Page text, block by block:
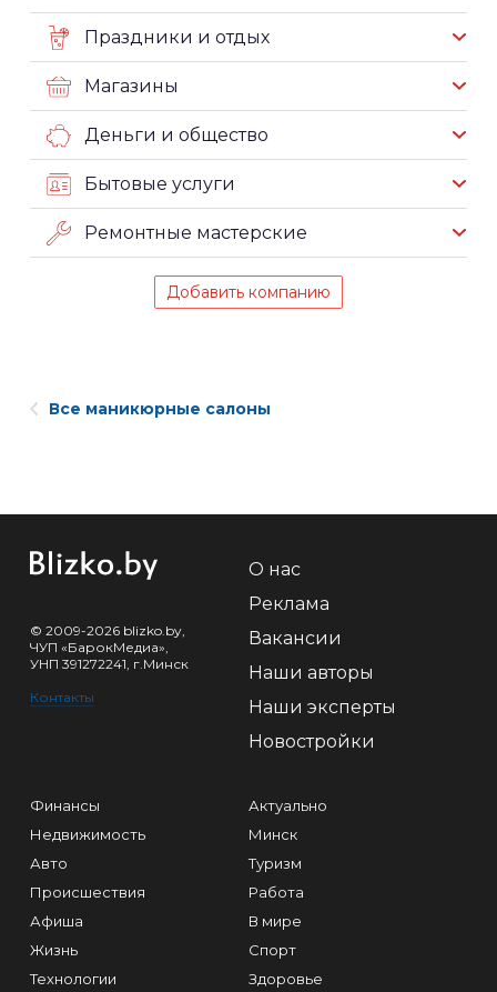
Праздники и отдых
Магазины
Деньги и общество
Бытовые услуги
Ремонтные мастерские
Добавить компанию
Все маникюрные салоны
© 2009-2026 blizko.by,
ЧУП «БарокМедиа»,
УНП 391272241, г.Минск
Контакты
О нас
Реклама
Вакансии
Наши авторы
Наши эксперты
Новостройки
Финансы
Недвижимость
Авто
Происшествия
Афиша
Жизнь
Технологии
Актуально
Минск
Туризм
Работа
В мире
Спорт
Здоровье